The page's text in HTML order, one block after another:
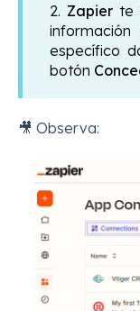
2. Zapierte
específico
botón
🎥 Observa: